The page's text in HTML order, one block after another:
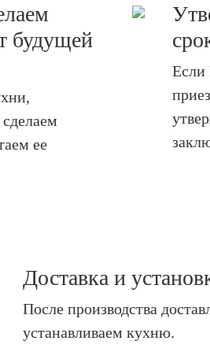
будущей
ее
Если
Доставка и
После производства
устанавливаем кухню.